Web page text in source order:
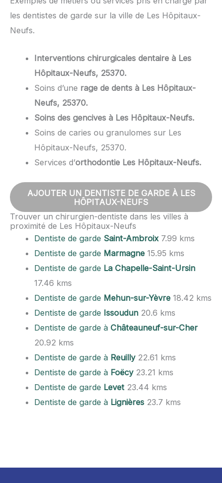
les dentistes de garde sur la ville de Les Hôpitaux-
Neufs.
Interventions chirurgicales dentaire à Les
Hôpitaux-Neufs, 25370.
Soins d’une rage de dents à Les Hôpitaux-
Neufs, 25370.
Soins des gencives à Les Hôpitaux-Neufs.
Soins de caries ou granulomes sur Les
Hôpitaux-Neufs, 25370.
Services d’orthodontie Les Hôpitaux-Neufs.
AJOUTER UN DENTISTE DE GARDE À LES
HÔPITAUX-NEUFS
Trouver un chirurgien-dentiste dans les villes à
proximité de Les Hôpitaux-Neufs
Dentiste de garde Saint-Ambroix 7.99 kms
Dentiste de garde Marmagne 15.95 kms
Dentiste de garde La Chapelle-Saint-Ursin
17.46 kms
Dentiste de garde Mehun-sur-Yèvre 18.42 kms
Dentiste de garde Issoudun 20.6 kms
Dentiste de garde àChâteauneuf-sur-Cher
20.92 kms
Dentiste de garde à Reuilly22.61 kms
Dentiste de garde à Foëcy23.21 kms
Dentiste de garde Levet 23.44 kms
Dentiste de garde à Lignières 23.7 kms